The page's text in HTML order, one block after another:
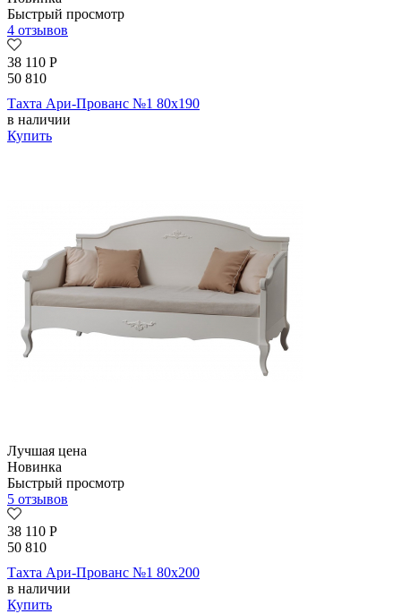
Быстрый просмотр
4 отзывов
38 110 Р
50 810
Тахта Ари-Прованс №1 80х190
в наличии
Купить
Лучшая цена
Новинка
Быстрый просмотр
5 отзывов
38 110 Р
50 810
Тахта Ари-Прованс №1 80х200
в наличии
Купить